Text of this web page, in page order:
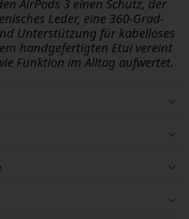
AirPods 3 einen Schutz, der
Leder, eine 360-Grad-
Unterstützung für kabelloses
handgefertigten Etui vereint
Funktion im Alltag aufwertet.